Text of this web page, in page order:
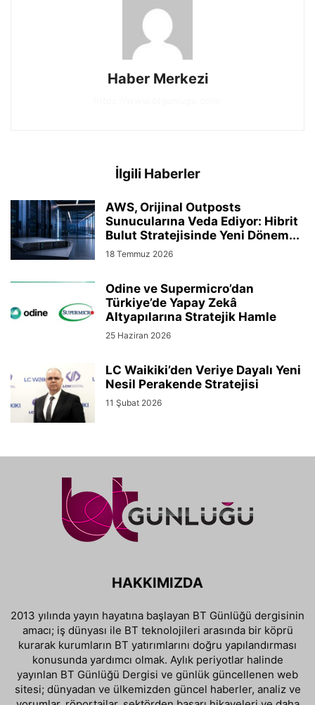
Haber Merkezi
İlgili Haberler
AWS, Orijinal Outposts
Sunucularına Veda Ediyor: Hibrit
Bulut Stratejisinde Yeni Dönem...
18 Temmuz 2026
Odine ve Supermicro’dan
Türkiye’de Yapay Zekâ
Altyapılarına Stratejik Hamle
25 Haziran 2026
LC Waikiki’den Veriye Dayalı Yeni
Nesil Perakende Stratejisi
11 Şubat 2026
HAKKIMIZDA
2013 yılında yayın hayatına başlayan BT Günlüğü dergisinin
amacı; iş dünyası ile BT teknolojileri arasında bir köprü
kurarak kurumların BT yatırımlarını doğru yapılandırması
konusunda yardımcı olmak. Aylık periyotlar halinde
yayınlan BT Günlüğü Dergisi ve günlük güncellenen web
sitesi; dünyadan ve ülkemizden güncel haberler, analiz ve